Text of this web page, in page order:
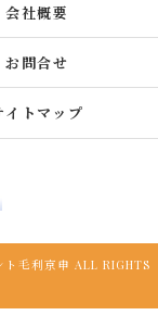
会社概要
お問合せ
イトマップ
ト毛利京申 ALL RIGHTS